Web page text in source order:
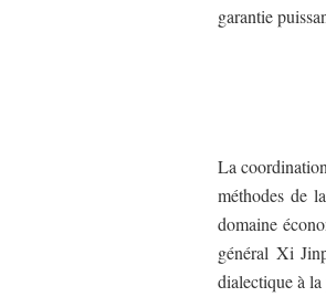
garantie
La
méthodes de
domaine
général Xi
dialectique à